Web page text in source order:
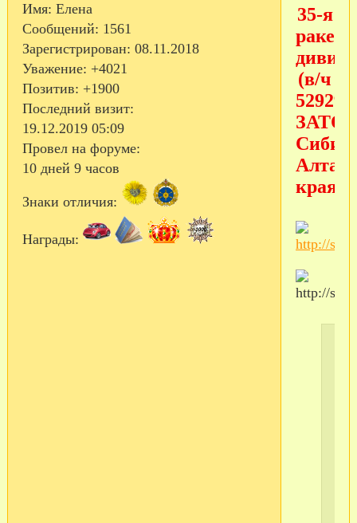
Имя: Елена
Сообщений: 1561
Зарегистрирован: 08.11.2018
Уважение: +4021
Позитив: +1900
Последний визит:
19.12.2019 05:09
Провел на форуме:
10 дней 9 часов
Знаки отличия:
Награды:
35-я
(в/ч
52929,
ЗАТО
края)